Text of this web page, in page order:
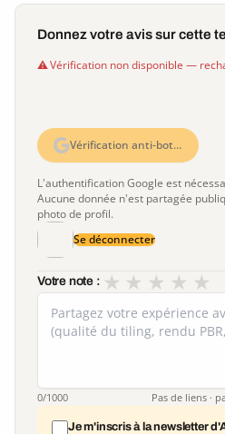
Donnez votre avis sur cette
Vérification non disponible —
Vérification anti-bot…
L'authentification Google est
Aucune donnée n'est partagée
photo de profil.
Se déconnecter
Votre note : ★
★
★
★
★
0/1000 Pas de liens ·
Je m'inscris à la newsletter